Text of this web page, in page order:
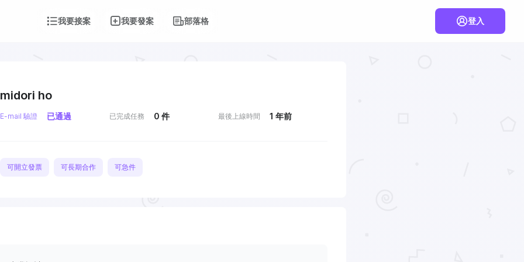
我要接案 我要發案 部落格 登入
midori ho
E-mail 驗證 已通過 已完成任務 0 件 最後上線時間 1 年前
可開立發票 可長期合作 可急件